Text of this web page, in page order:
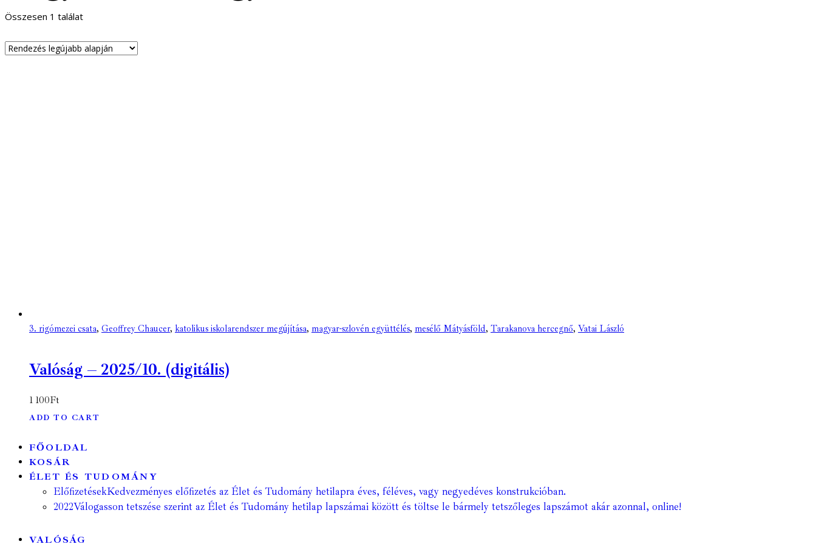
Összesen 1 találat
3. rigómezei csata, Geoffrey Chaucer, katolikus iskolarendszer megújítása, magyar-szlovén együttélés, mesélő Mátyásföld, Tarakanova hercegnő, Vatai László
Valóság – 2025/10. (digitális)
1 100Ft
ADD TO CART
FŐOLDAL
KOSÁR
ÉLET ÉS TUDOMÁNY
ElőfizetésekKedvezményes előfizetés az Élet és Tudomány hetilapra éves, féléves, vagy negyedéves konstrukcióban.
2022Válogasson tetszése szerint az Élet és Tudomány hetilap lapszámai között és töltse le bármely tetszőleges lapszámot akár azonnal, online!
VALÓSÁG